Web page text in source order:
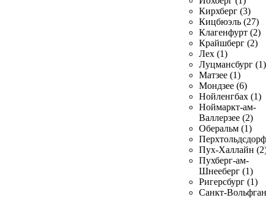
Кирхберг (3)
Кицбюэль (27)
Клагенфурт (2)
Крайшберг (2)
Лех (1)
Луцмансбург (1)
Матзее (1)
Мондзее (6)
Нойленгбах (1)
Ноймаркт-ам-
Валлерзее (2)
Оберальм (1)
Пух-Халлайн
Пухберг-ам-
Шнееберг (1)
Ригерсбург (1)
Санкт-